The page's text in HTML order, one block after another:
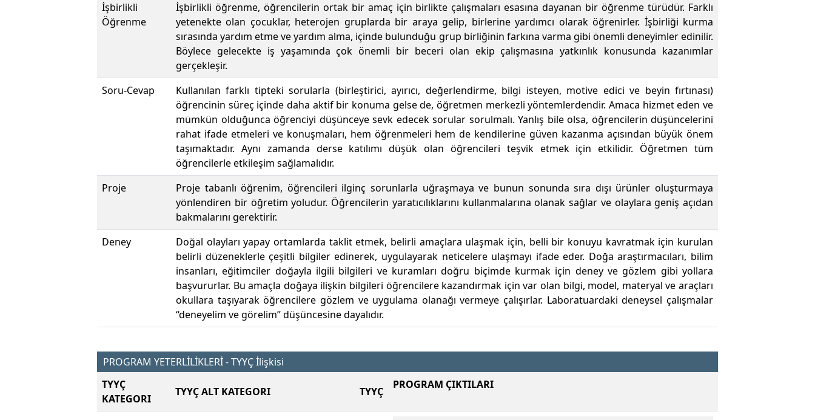
İşbirlikli
Öğrenme
İşbirlikli öğrenme, öğrencilerin ortak bir amaç için birlikte çalışmaları esasına dayanan bir öğrenme türüdür. Farklı
yetenekte olan çocuklar, heterojen gruplarda bir araya gelip, birlerine yardımcı olarak öğrenirler. İşbirliği kurma
sırasında yardım etme ve yardım alma, içinde bulunduğu grup birliğinin farkına varma gibi önemli deneyimler edinilir.
Böylece gelecekte iş yaşamında çok önemli bir beceri olan ekip çalışmasına yatkınlık konusunda kazanımlar
gerçekleşir.
Soru-Cevap
Kullanılan farklı tipteki sorularla (birleştirici, ayırıcı, değerlendirme, bilgi isteyen, motive edici ve beyin fırtınası)
öğrencinin süreç içinde daha aktif bir konuma gelse de, öğretmen merkezli yöntemlerdendir. Amaca hizmet eden ve
mümkün olduğunca öğrenciyi düşünceye sevk edecek sorular sorulmalı. Yanlış bile olsa, öğrencilerin düşüncelerini
rahat ifade etmeleri ve konuşmaları, hem öğrenmeleri hem de kendilerine güven kazanma açısından büyük önem
taşımaktadır. Aynı zamanda derse katılımı düşük olan öğrencileri teşvik etmek için etkilidir. Öğretmen tüm
öğrencilerle etkileşim sağlamalıdır.
Proje
Proje tabanlı öğrenim, öğrencileri ilginç sorunlarla uğraşmaya ve bunun sonunda sıra dışı ürünler oluşturmaya
yönlendiren bir öğretim yoludur. Öğrencilerin yaratıcılıklarını kullanmalarına olanak sağlar ve olaylara geniş açıdan
bakmalarını gerektirir.
Deney
Doğal olayları yapay ortamlarda taklit etmek, belirli amaçlara ulaşmak için, belli bir konuyu kavratmak için kurulan
belirli düzeneklerle çeşitli bilgiler edinerek, uygulayarak neticelere ulaşmayı ifade eder. Doğa araştırmacıları, bilim
insanları, eğitimciler doğayla ilgili bilgileri ve kuramları doğru biçimde kurmak için deney ve gözlem gibi yollara
başvururlar. Bu amaçla doğaya ilişkin bilgileri öğrencilere kazandırmak için var olan bilgi, model, materyal ve araçları
okullara taşıyarak öğrencilere gözlem ve uygulama olanağı vermeye çalışırlar. Laboratuardaki deneysel çalışmalar
“deneyelim ve görelim” düşüncesine dayalıdır.
PROGRAM YETERLİLİKLERİ - TYYÇ İlişkisi
TYYÇ
KATEGORI
TYYÇ ALT KATEGORI TYYÇ
PROGRAM ÇIKTILARI